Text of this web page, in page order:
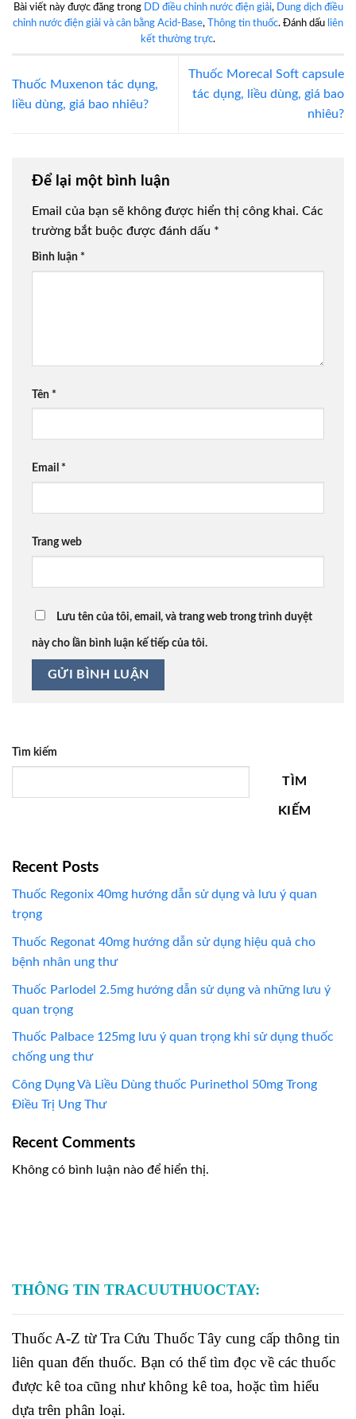
Bài viết này được đăng trong DD điều chỉnh nước điện giải,
Dung dịch điều
chỉnh nước điện giải và cân bằng Acid-Base, Thông tin thuốc. Đánh dấu liên
kết thường trực.
Thuốc Muxenon tác dụng,
liều dùng, giá bao nhiêu?
Thuốc Morecal Soft capsule
tác dụng, liều dùng, giá bao
nhiêu?
Để lại một bình luận
Email của bạn sẽ không được hiển thị công khai. Các
trường bắt buộc được đánh dấu *
Bình luận *
Tên *
Email *
Trang web
Lưu tên của tôi, email, và trang web trong trình duyệt
này cho lần bình luận kế tiếp của tôi.
Tìm kiếm
TÌM
KIẾM
Recent Posts
Thuốc Regonix 40mg hướng dẫn sử dụng và lưu ý quan
trọng
Thuốc Regonat 40mg hướng dẫn sử dụng hiệu quả cho
bệnh nhân ung thư
Thuốc Parlodel 2.5mg hướng dẫn sử dụng và những lưu ý
quan trọng
Thuốc Palbace 125mg lưu ý quan trọng khi sử dụng thuốc
chống ung thư
Công Dụng Và Liều Dùng thuốc Purinethol 50mg Trong
Điều Trị Ung Thư
Recent Comments
Không có bình luận nào để hiển thị.
THÔNG TIN TRACUUTHUOCTAY:
Thuốc A-Z từ Tra Cứu Thuốc Tây cung cấp thông tin
liên quan đến thuốc. Bạn có thể tìm đọc về các thuốc
được kê toa cũng như không kê toa, hoặc tìm hiểu
dựa trên phân loại.